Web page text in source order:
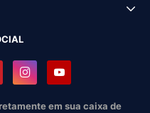
em sua caixa de